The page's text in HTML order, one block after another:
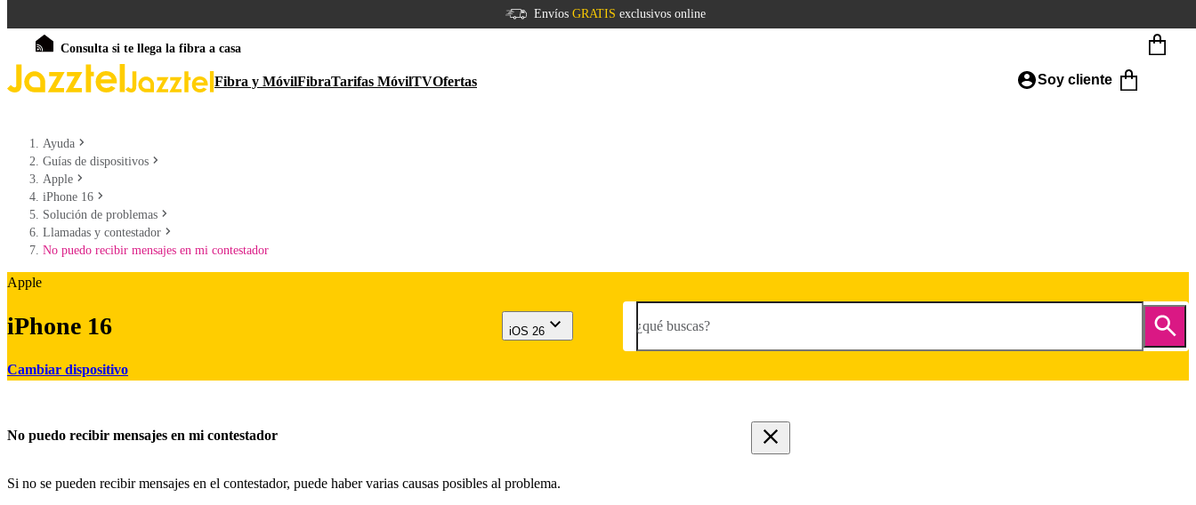
Envíos GRATIS exclusivos online
Consulta si te llega la fibra a casa
Fibra y MóvilFibraTarifas MóvilTVOfertas Soy cliente
Ayuda
Guías de dispositivos
Apple
iPhone 16
Solución de problemas
Llamadas y contestador
No puedo recibir mensajes en mi contestador
Apple
iPhone 16
Cambiar dispositivo
iOS 26 ¿qué buscas?
No puedo recibir mensajes en mi contestador
Si no se pueden recibir mensajes en el contestador, puede haber varias causas posibles al problema.